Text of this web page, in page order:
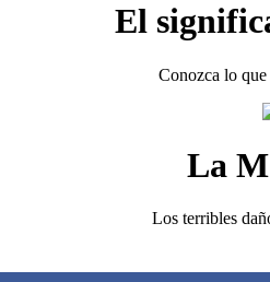
El
Conozca lo
La
Los terribles